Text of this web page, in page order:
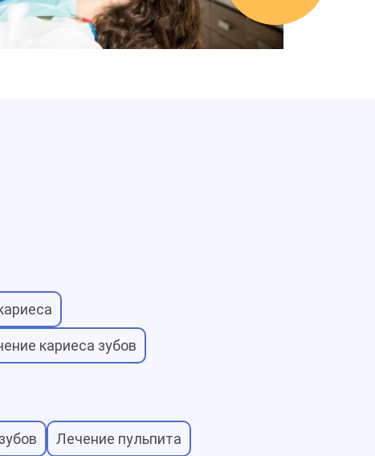
кариеса зубов
Лечение пульпита